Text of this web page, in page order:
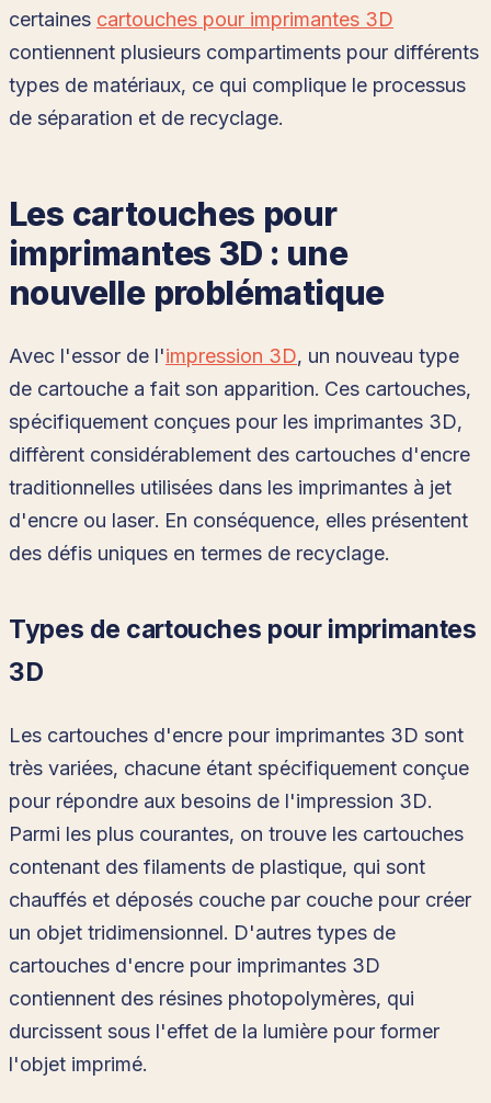
certaines cartouches pour imprimantes 3D
contiennent plusieurs compartiments pour différents
types de matériaux, ce qui complique le processus
de séparation et de recyclage.
Les cartouches pour
imprimantes 3D : une
nouvelle problématique
Avec l'essor de l'impression 3D, un nouveau type
de cartouche a fait son apparition. Ces cartouches,
spécifiquement conçues pour les imprimantes 3D,
diffèrent considérablement des cartouches d'encre
traditionnelles utilisées dans les imprimantes à jet
d'encre ou laser. En conséquence, elles présentent
des défis uniques en termes de recyclage.
Types de cartouches pour imprimantes
3D
Les cartouches d'encre pour imprimantes 3D sont
très variées, chacune étant spécifiquement conçue
pour répondre aux besoins de l'impression 3D.
Parmi les plus courantes, on trouve les cartouches
contenant des filaments de plastique, qui sont
chauffés et déposés couche par couche pour créer
un objet tridimensionnel. D'autres types de
cartouches d'encre pour imprimantes 3D
contiennent des résines photopolymères, qui
durcissent sous l'effet de la lumière pour former
l'objet imprimé.